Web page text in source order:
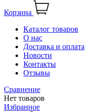
Корзина
Каталог товаров
О нас
Доставка и оплата
Новости
Контакты
Отзывы
Сравнение
Нет товаров
Избранное